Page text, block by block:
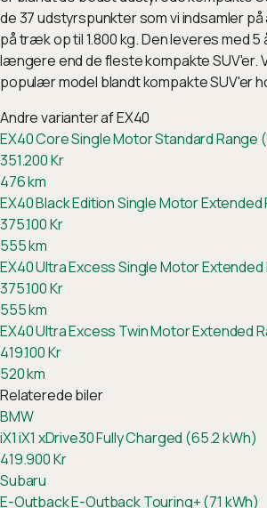
de 37 udstyrspunkter som vi indsamler på
på træk op til 1.800 kg. Den leveres med
længere end de fleste kompakte SUV'er.
populær model blandt kompakte SUV'er
Andre varianter afEX40
EX40 Core Single Motor Standard Range
351.200Kr
476km
EX40 Black Edition Single Motor
375.100Kr
555km
EX40 Ultra Excess Single Motor
375.100Kr
555km
EX40 Ultra Excess Twin Motor Extended
419.100Kr
520km
Relaterede biler
BMW
iX1iX1 xDrive30 Fully Charged (65.2 kWh)
419.900Kr
Subaru
E-OutbackE-Outback Touring+ (71 kWh)